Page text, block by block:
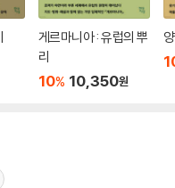
게르마니아 : 유럽의 뿌
리
10% 10,350원